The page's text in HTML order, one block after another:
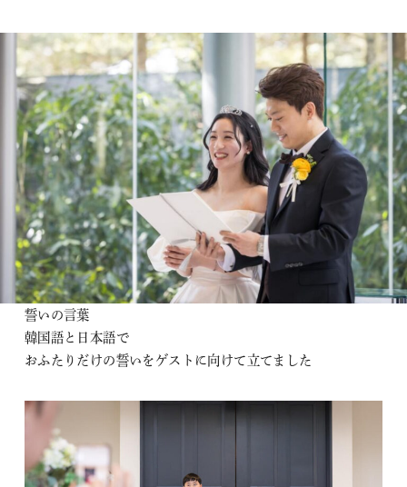
誓いの言葉
韓国語と日本語で
おふたりだけの誓いをゲストに向けて立てました